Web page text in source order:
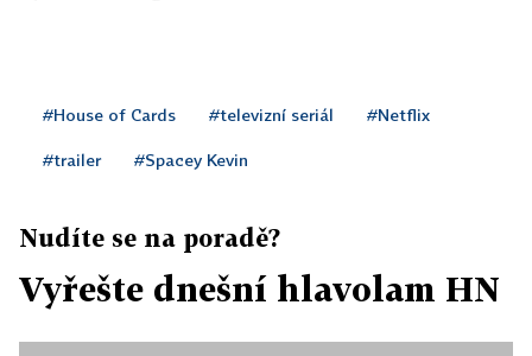
#House of Cards #televizní seriál #Netflix
#trailer #Spacey Kevin
Nudíte se na poradě?
Vyřešte dnešní hlavolam HN